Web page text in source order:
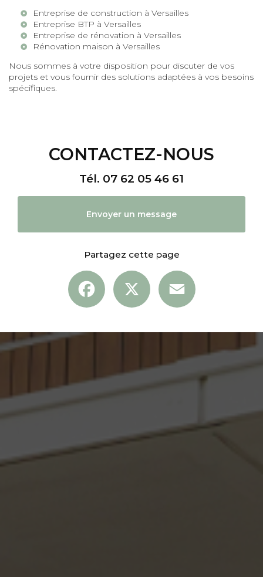
Entreprise de construction à Versailles
Entreprise BTP à Versailles
Entreprise de rénovation à Versailles
Rénovation maison à Versailles
Nous sommes à votre disposition pour discuter de vos
projets et vous fournir des solutions adaptées à vos besoins
spécifiques.
CONTACTEZ-NOUS
Tél. 07 62 05 46 61
Envoyer un message
Partagez cette page
Facebook